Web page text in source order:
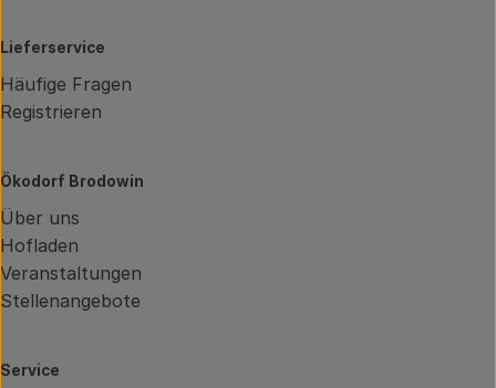
Lieferservice
Häufige Fragen
Registrieren
Ökodorf Brodowin
Über uns
Hofladen
Veranstaltungen
Stellenangebote
Service